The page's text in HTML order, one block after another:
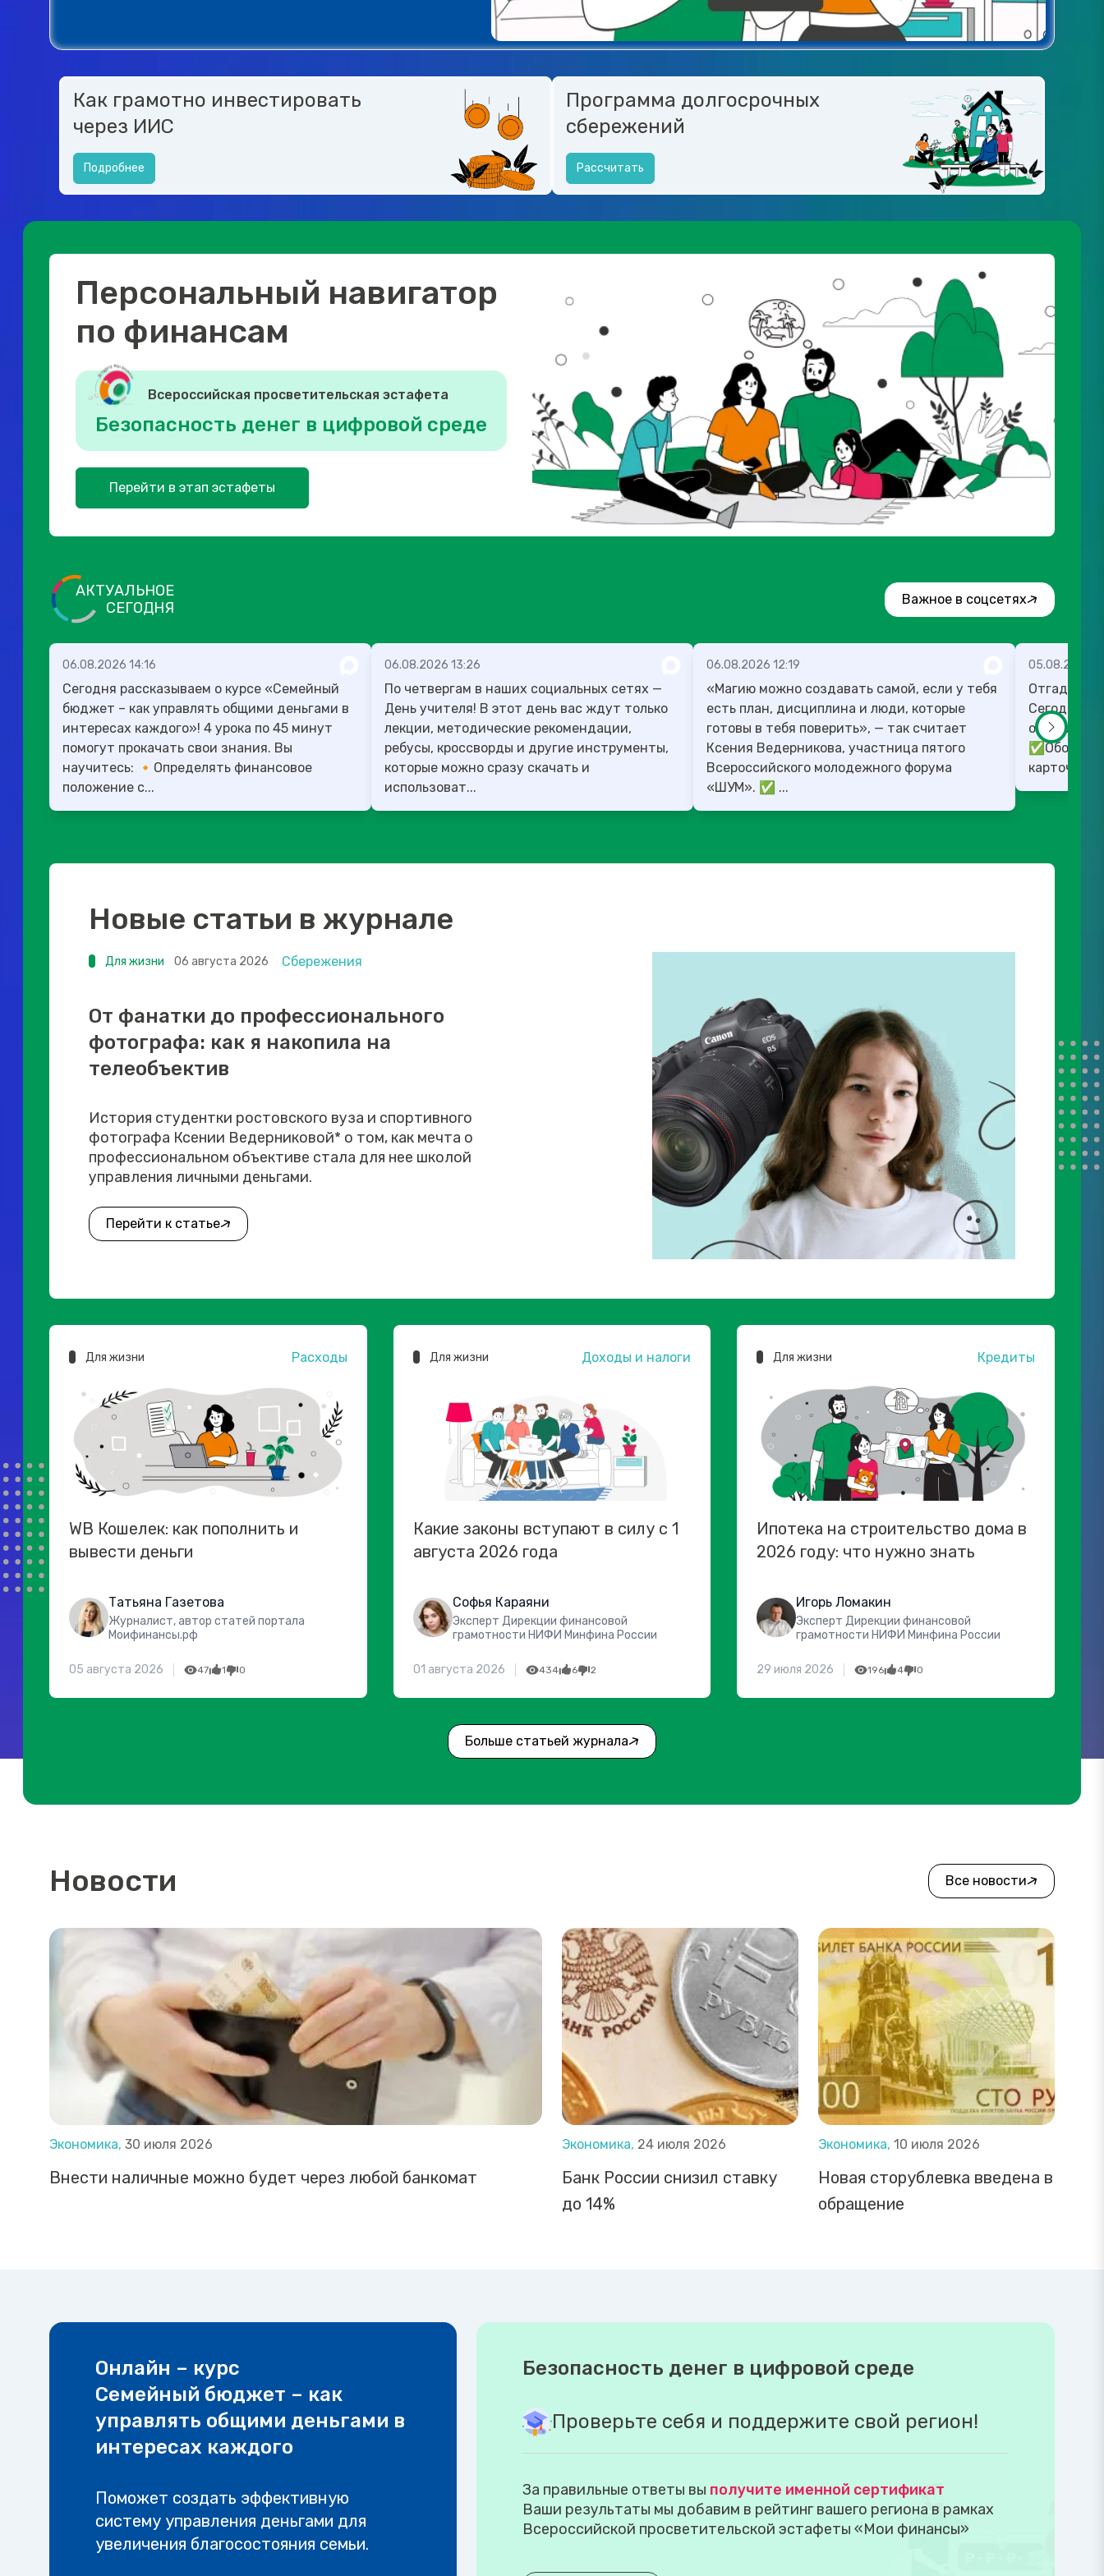
Как грамотно инвестировать
через ИИС
Подробнее
Программа долгосрочных
сбережений
Рассчитать
Персональный навигатор
по финансам
Всероссийская просветительская эстафета
Безопасность денег в цифровой среде
Перейти в этап эстафеты
АКТУАЛЬНОЕ
СЕГОДНЯ
Важное в соцсетях
06.08.2026 14:16
Сегодня рассказываем о курсе «Семейный
бюджет – как управлять общими деньгами в
интересах каждого»! 4 урока по 45 минут
помогут прокачать свои знания. Вы
научитесь: 🔸Определять финансовое
положение с...
06.08.2026 13:26
По четвергам в наших социальных сетях —
День учителя! В этот день вас ждут только
лекции, методические рекомендации,
ребусы, кроссворды и другие инструменты,
которые можно сразу скачать и
использоват...
06.08.2026 12:19
«Магию можно создавать самой, если у тебя
есть план, дисциплина и люди, которые
готовы в тебя поверить», — так считает
Ксения Ведерникова, участница пятого
Всероссийского молодежного форума
«ШУМ». ✅ ...
05.08.2026
Отгадка к
Сегодня
оспорить
✅Обо
карточках.
Новые статьи в журнале
Для жизни 06 августа 2026 Сбережения
От фанатки до профессионального
фотографа: как я накопила на
телеобъектив
История студентки ростовского вуза и спортивного
фотографа Ксении Ведерниковой* о том, как мечта о
профессиональном объективе стала для нее школой
управления личными деньгами.
Перейти к статье
Для жизни Расходы
WB Кошелек: как пополнить и
вывести деньги
Татьяна Газетова
Журналист, автор статей портала
Моифинансы.рф
05 августа 2026 47 1 0
Для жизни Доходы и налоги
Какие законы вступают в силу с 1
августа 2026 года
Софья Караяни
Эксперт Дирекции финансовой
грамотности НИФИ Минфина России
01 августа 2026 434 6 2
Для жизни Кредиты
Ипотека на строительство дома в
2026 году: что нужно знать
Игорь Ломакин
Эксперт Дирекции финансовой
грамотности НИФИ Минфина России
29 июля 2026 196 4 0
Больше статьей журнала
Новости Все новости
Экономика, 30 июля 2026
Внести наличные можно будет через любой банкомат
Экономика, 24 июля 2026
Банк России снизил ставку
до 14%
Экономика, 10 июля 2026
Новая сторублевка введена в
обращение
Онлайн – курс
Семейный бюджет – как
управлять общими деньгами в
интересах каждого
Поможет создать эффективную
систему управления деньгами для
увеличения благосостояния семьи.
Безопасность денег в цифровой среде
Проверьте себя и поддержите свой регион!
За правильные ответы вы получите именной сертификат
Ваши результаты мы добавим в рейтинг вашего региона в рамках
Всероссийской просветительской эстафеты «Мои финансы»